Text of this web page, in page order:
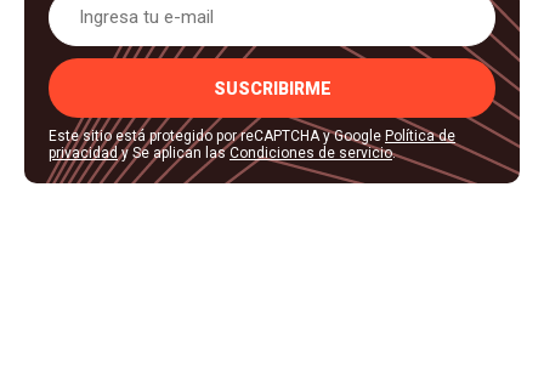
SUSCRIBIRME
Este sitio está protegido por reCAPTCHA y Google Política de
privacidad y Se aplican lasCondiciones de servicio.